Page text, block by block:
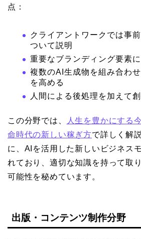
点：
クライアントワークでは事
ついて説明
重要なブランディング要素
複数のAI生成物を組み合わ
を高める
人間による後処理を加えて
この分野では、
人生を豊かにする
命時代の新しい稼ぎ方で詳しく解
に、AIを活用した新しいビジネス
れており、適切な知識を持って取
可能性を秘めています。
出版・コンテンツ制作分野